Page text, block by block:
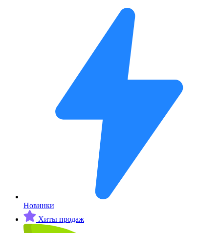
Новинки
Хиты продаж